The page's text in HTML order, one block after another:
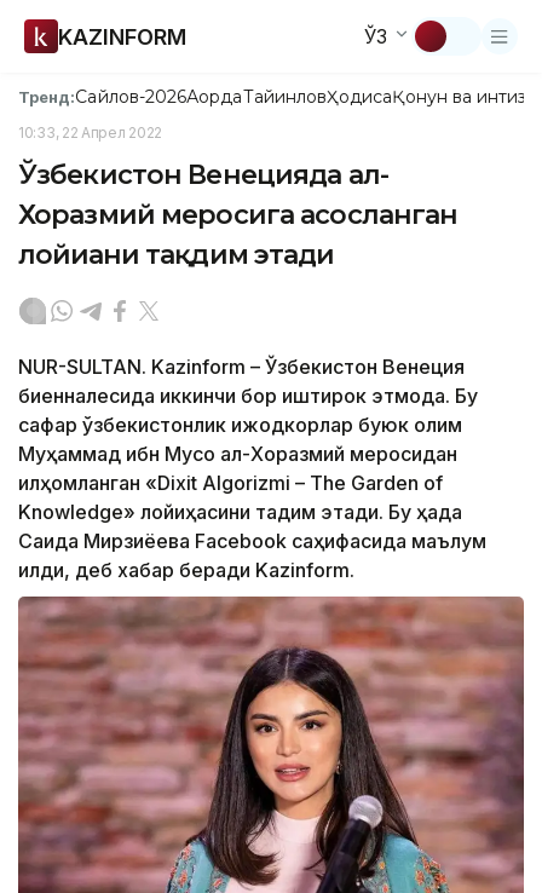
KAZINFORM ЎЗ
Тренд:Сайлов-2026АқордаТайинловҲодисаҚонун ва
10:33, 22 Апрел 2022
Ўзбекистон Венецияда ал-
Хоразмий меросига асосланган
лойиҳани тақдим этади
NUR-SULTAN. Kazinform – Ўзбекистон Венеция
биенналесида иккинчи бор иштирок этмоқда. Бу
сафар ўзбекистонлик ижодкорлар буюк олим
Муҳаммад ибн Мусо ал-Хоразмий меросидан
илҳомланган «Dixit Algorizmi – The Garden of
Knowledge» лойиҳасини тақдим этади. Бу ҳақда
Саида Мирзиёева Facebook саҳифасида маълум
қилди, деб хабар беради Kazinform.